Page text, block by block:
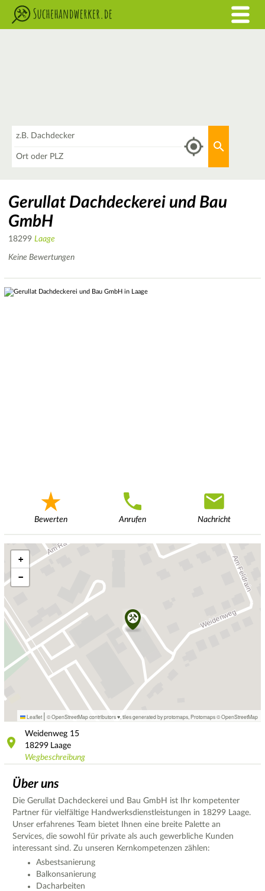
Gerullat Dachdeckerei und Bau
GmbH
18299 Laage
Keine Bewertungen
Bewerten Anrufen Nachricht
+
−
Leaflet | © OpenStreetMap contributors ♥, tiles generated by protomaps Protomaps©OpenStreetMap
Weidenweg 15
18299 Laage
Wegbeschreibung
Über uns
Die Gerullat Dachdeckerei und Bau GmbH ist Ihr kompetenter
Partner für vielfältige Handwerksdienstleistungen in 18299 Laage.
Unser erfahrenes Team bietet Ihnen eine breite Palette an
Services, die sowohl für private als auch gewerbliche Kunden
interessant sind. Zu unseren Kernkompetenzen zählen:
Asbestsanierung
Balkonsanierung
Dacharbeiten